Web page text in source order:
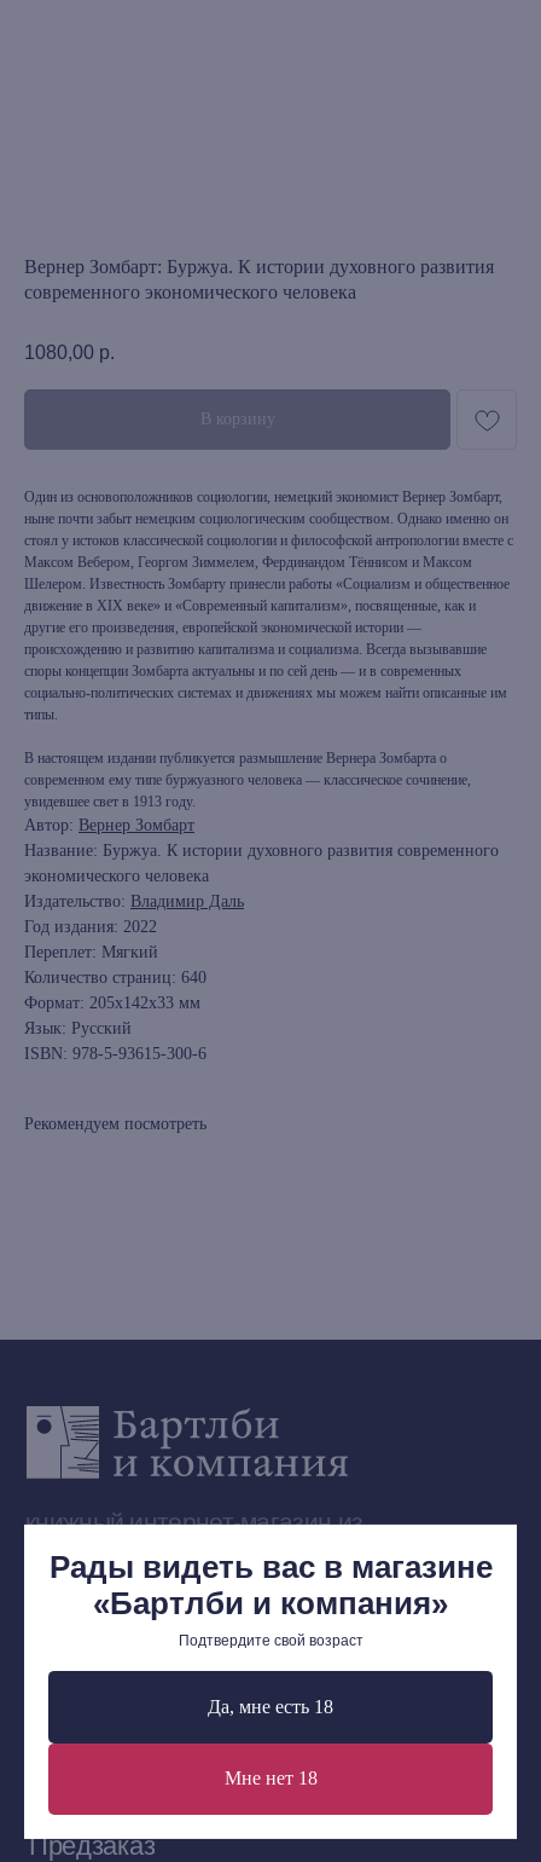
Рады видеть вас в магазине
«Бартлби и компания»
Подтвердите свой возраст
Да, мне есть 18
Мне нет 18
Вернер Зомбарт: Буржуа. К истории духовного развития
современного экономического человека
1080,00 р.
В корзину
Один из основоположников социологии, немецкий экономист Вернер Зомбарт,
ныне почти забыт немецким социологическим сообществом. Однако именно он
стоял у истоков классической социологии и философской антропологии вместе с
Максом Вебером, Георгом Зиммелем, Фердинандом Тённисом и Максом
Шелером. Известность Зомбарту принесли работы «Социализм и общественное
движение в XIX веке» и «Современный капитализм», посвященные, как и
другие его произведения, европейской экономической истории —
происхождению и развитию капитализма и социализма. Всегда вызывавшие
споры концепции Зомбарта актуальны и по сей день — и в современных
социально-политических системах и движениях мы можем найти описанные им
типы.
В настоящем издании публикуется размышление Вернера Зомбарта о
современном ему типе буржуазного человека — классическое сочинение,
увидевшее свет в 1913 году.
Автор: Вернер Зомбарт
Название: Буржуа. К истории духовного развития современного
экономического человека
Издательство: Владимир Даль
Год издания: 2022
Переплет: Мягкий
Количество страниц: 640
Формат: 205x142x33 мм
Язык: Русский
ISBN: 978-5-93615-300-6
Рекомендуем посмотреть
Контакты
книжный интернет-магазин из
Петербурга
+7 (921) 636-19-84
bartleby.sales@gmail.com
Каталог
Наши книги на «Авито»
Выбор Бартлби
Telegram-канал